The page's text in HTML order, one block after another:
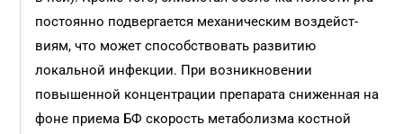
постоянно подвергается механическим воздейст­
виям, что может способствовать развитию
локальной инфекции. При возникновении
повышенной концентрации препарата сниженная на
фоне приема БФ скорость метаболизма костной